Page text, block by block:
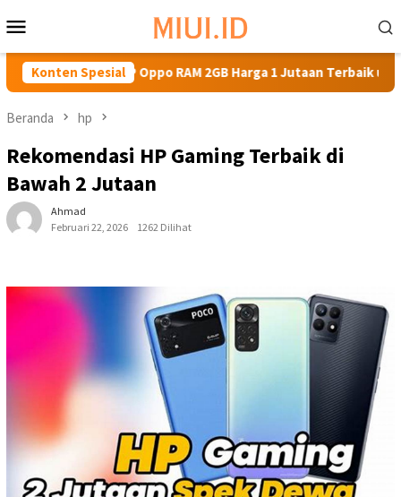
ke
kontenMobile
Konten Spesial
HP Oppo RAM 2GB Harga 1 Jutaan Terbaik untuk
Beranda hp
Rekomendasi HP Gaming Terbaik di
Bawah 2 Jutaan
Ahmad
Februari 22, 2026
1262 Dilihat